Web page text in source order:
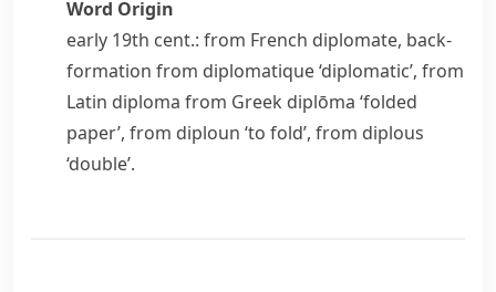
Word Origin
early 19th cent.: from French diplomate, back-
formation from diplomatique‘diplomatic’, from
Latin diploma from Greek diplōma ‘folded
paper’, from diploun ‘to fold’, from diplous
‘double’.